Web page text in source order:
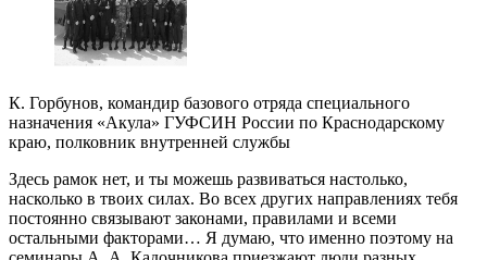
К. Горбунов, командир базового отряда специального
назначения «Акула» ГУФСИН России по Краснодарскому
краю, полковник внутренней службы
Здесь рамок нет, и ты можешь развиваться настолько,
насколько в твоих силах. Во всех других направлениях тебя
постоянно связывают законами, правилами и всеми
остальными факторами… Я думаю, что именно поэтому на